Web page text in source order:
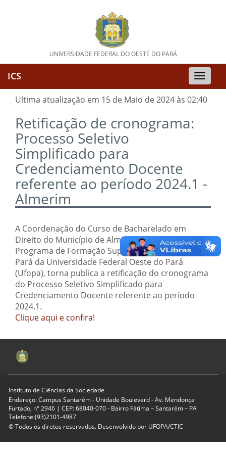
UNIVERSIDADE FEDERAL DO OESTE DO PARÁ
Toggle
ICS
Ultima atualização em 15 de Maio de 2024 às 02:40
Retificação de cronograma:
Processo Seletivo
Simplificado para
Credenciamento Docente
referente ao período 2024.1 -
Almerim
A Coordenação do Curso de Bacharelado em
Direito do Município de Almeirim no âmbito do
Programa de Formação Superior no Pará – Forma
Pará da Universidade Federal Oeste do Pará
(Ufopa), torna publica a retificação do cronograma
do Processo Seletivo Simplificado para
Credenciamento Docente referente ao período
2024.1.
Clique aqui e confira!
Instituto de Ciências da Sociedade
Endereço: Campus Santarém - Unidade Boulevard - Av. Mendonça
Furtado, n° 2946 | CEP: 68040-070 - Bairro Fátima – Santarém – PA
Telefone:(93)2101-4987
© Todos os diretos reservados. Desenvolvido por UFOPA/CTIC